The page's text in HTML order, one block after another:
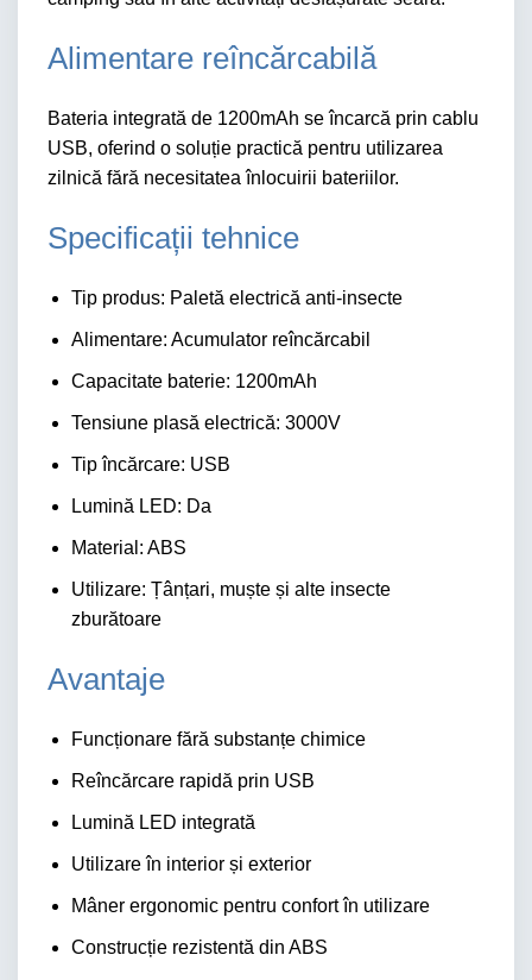
Alimentare reîncărcabilă
Bateria integrată de 1200mAh se încarcă prin cablu
USB, oferind o soluție practică pentru utilizarea
zilnică fără necesitatea înlocuirii bateriilor.
Specificații tehnice
Tip produs: Paletă electrică anti-insecte
Alimentare: Acumulator reîncărcabil
Capacitate baterie: 1200mAh
Tensiune plasă electrică: 3000V
Tip încărcare: USB
Lumină LED: Da
Material: ABS
Utilizare: Țânțari, muște și alte insecte
zburătoare
Avantaje
Funcționare fără substanțe chimice
Reîncărcare rapidă prin USB
Lumină LED integrată
Utilizare în interior și exterior
Mâner ergonomic pentru confort în utilizare
Construcție rezistentă din ABS